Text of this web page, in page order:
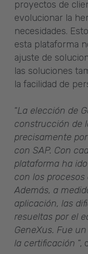
proyectos de
evolucionar la
necesidades.
esta plataforma
ajuste de
las soluciones
la facilidad de
“La elección de
construcción de
precisamente
con SAP. Con
plataforma ha
con los procesos
Además, a
aplicación, las
resueltas por el
GeneXus. Fue
la certificación ”,